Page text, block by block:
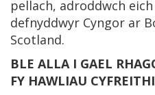
pellach, adroddwch
defnyddwyr Cyngor ar
Scotland.
BLE ALLA I GAEL
FY HAWLIAU